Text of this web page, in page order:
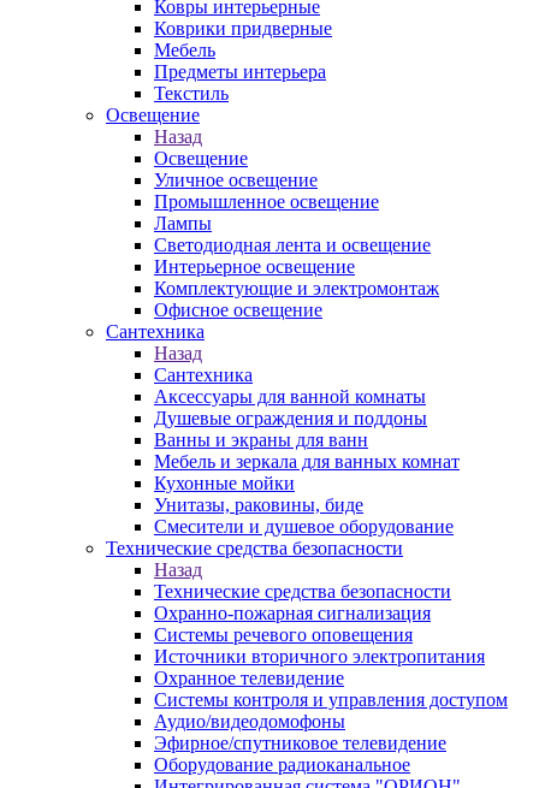
Ковры интерьерные
Коврики придверные
Мебель
Предметы интерьера
Текстиль
Освещение
Назад
Освещение
Уличное освещение
Промышленное освещение
Лампы
Светодиодная лента и освещение
Интерьерное освещение
Комплектующие и электромонтаж
Офисное освещение
Сантехника
Назад
Сантехника
Аксессуары для ванной комнаты
Душевые ограждения и поддоны
Ванны и экраны для ванн
Мебель и зеркала для ванных комнат
Кухонные мойки
Унитазы, раковины, биде
Смесители и душевое оборудование
Технические средства безопасности
Назад
Технические средства безопасности
Охранно-пожарная сигнализация
Системы речевого оповещения
Источники вторичного электропитания
Охранное телевидение
Системы контроля и управления доступом
Аудио/видеодомофоны
Эфирное/спутниковое телевидение
Оборудование радиоканальное